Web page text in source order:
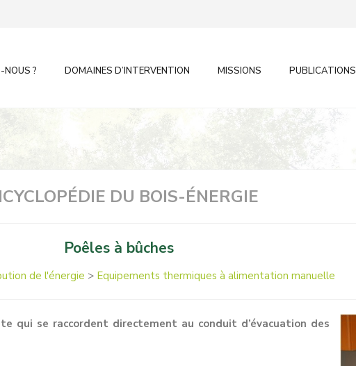
NOUS ? DOMAINES D’INTERVENTION MISSIONS PUBLICATIONS
DU BOIS-ÉNERGIE
Poêles à bûches
de l'énergie > Equipements thermiques à alimentation manuelle
qui se raccordent directement au conduit d’évacuation des